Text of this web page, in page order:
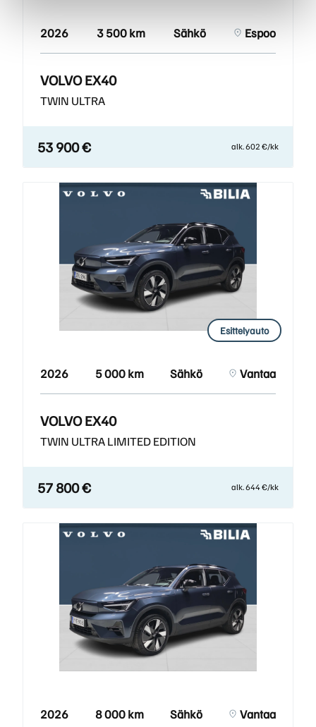
2026 3 500 km Sähkö Espoo
VOLVO EX40
TWIN ULTRA
53 900 € alk. 602 €/kk
Esittelyauto
2026 5 000 km Sähkö Vantaa
VOLVO EX40
TWIN ULTRA LIMITED EDITION
57 800 € alk. 644 €/kk
2026 8 000 km Sähkö Vantaa